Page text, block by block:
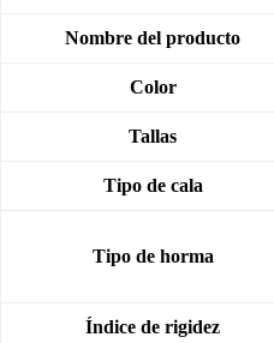
Nombre del producto
Color
Tallas
Tipo de cala
Tipo de horma
Índice de rigidez